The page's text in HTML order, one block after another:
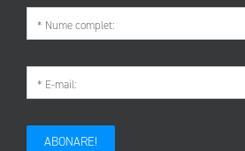
ABONARE!